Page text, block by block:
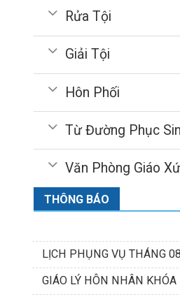
Rửa Tội
Giải Tội
Hôn Phối
Từ Đường Phục
Văn Phòng Giáo Xứ
THÔNG BÁO
LỊCH PHỤNG VỤ THÁNG
GIÁO LÝ HÔN NHÂN